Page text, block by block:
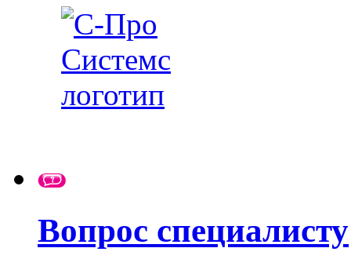
Вопрос специалисту